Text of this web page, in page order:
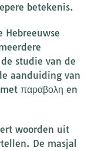
betekenis.
studie van de
aanduiding van
παραβολη en
woorden uit
De masjal